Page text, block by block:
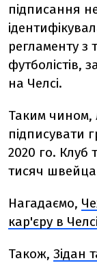
підписання
регламенту з
футболістів,
на Челсі.
Таким чином,
підписувати
2020 го.
тисяч
Нагадаємо,
кар'єру в
Також, Зідан